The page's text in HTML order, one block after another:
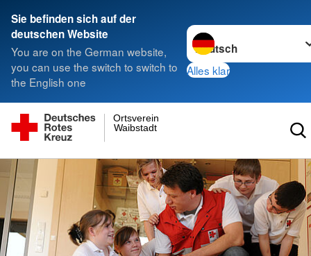
Sie befinden sich auf der
deutschen Website
You are on the German website,
you can use the switch to switch to
the English one
Sprache wechseln zu
Alles klar
Waibstadt
Ortsverein